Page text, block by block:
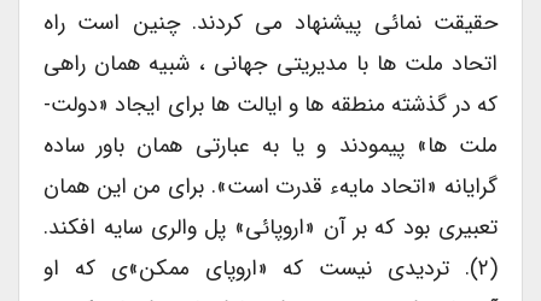
حقیقت نمائی پیشنهاد می کردند. چنین است راه
اتحاد ملت ها با مدیریتی جهانی ، شبیه همان راهی
که در گذشته منطقه ها و ایالت ها برای ایجاد «دولت-
ملت ها» پیمودند و یا به عبارتی همان باور ساده
گرایانه «اتحاد مایهء قدرت است». برای من این همان
تعبیری بود که بر آن «اروپائی» پل والری سایه افکند.
(۲). تردیدی نیست که «اروپای ممکن»ی که او